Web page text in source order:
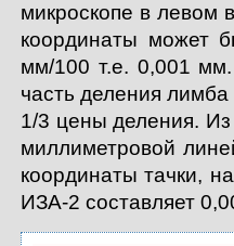
микроскопе в левом
координаты может
мм/100 т.е. 0,001
часть деления
1/3 цены деления. Из
миллиметровой
координаты тачки,
ИЗА-2 составляет